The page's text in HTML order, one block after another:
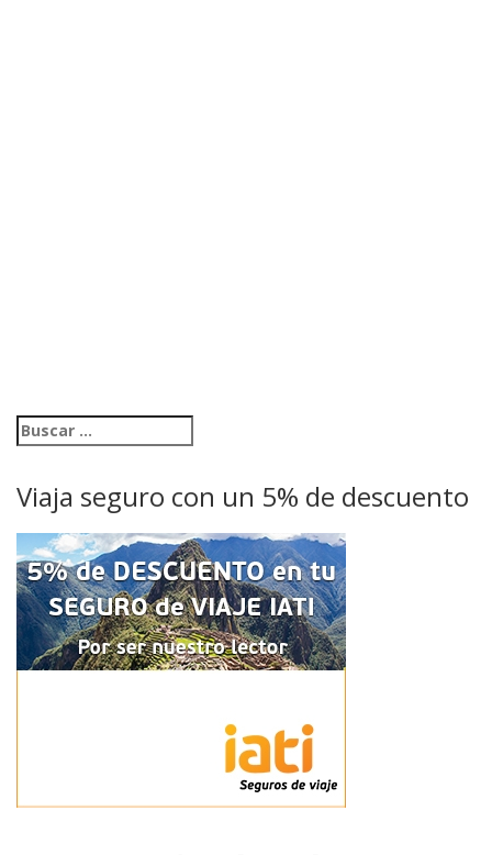
Viaja seguro con un 5% de descuento